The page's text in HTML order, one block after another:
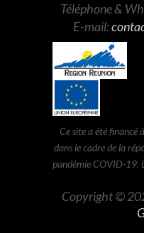
Téléphone &
E-mail:
Ce site a été financé
dans le cadre de la
pandémie COVID-19.
Copyright ©